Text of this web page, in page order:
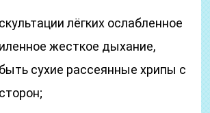
лёгких ослабленное
жесткое дыхание,
сухие рассеянные хрипы с